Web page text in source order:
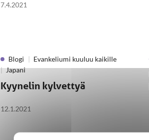
7.4.2021
Blogi
Evankeliumi kuuluu kaikille
Japani
Kyynelin kylvettyä
12.1.2021